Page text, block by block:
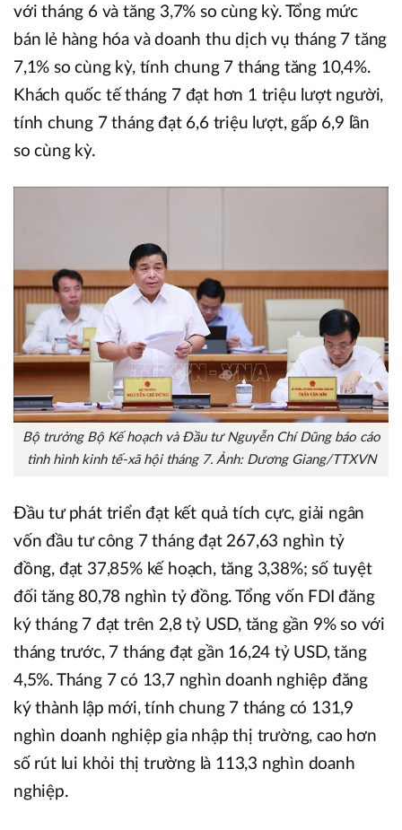
với tháng 6 và tăng 3,7% so cùng kỳ. Tổng mức
bán lẻ hàng hóa và doanh thu dịch vụ tháng 7 tăng
7,1% so cùng kỳ, tính chung 7 tháng tăng 10,4%.
Khách quốc tế tháng 7 đạt hơn 1 triệu lượt người,
tính chung 7 tháng đạt 6,6 triệu lượt, gấp 6,9 lần
so cùng kỳ.
Bộ trưởng Bộ Kế hoạch và Đầu tư Nguyễn Chí Dũng báo cáo
tình hình kinh tế-xã hội tháng 7. Ảnh: Dương Giang/TTXVN
Đầu tư phát triển đạt kết quả tích cực, giải ngân
vốn đầu tư công 7 tháng đạt 267,63 nghìn tỷ
đồng, đạt 37,85% kế hoạch, tăng 3,38%; số tuyệt
đối tăng 80,78 nghìn tỷ đồng. Tổng vốn FDI đăng
ký tháng 7 đạt trên 2,8 tỷ USD, tăng gần 9% so với
tháng trước, 7 tháng đạt gần 16,24 tỷ USD, tăng
4,5%. Tháng 7 có 13,7 nghìn doanh nghiệp đăng
ký thành lập mới, tính chung 7 tháng có 131,9
nghìn doanh nghiệp gia nhập thị trường, cao hơn
số rút lui khỏi thị trường là 113,3 nghìn doanh
nghiệp.